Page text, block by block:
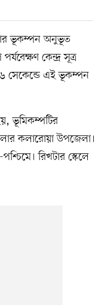
ভূকম্পন অনুভূত
কেন্দ্র সূত্র
সেকেন্ডে এই ভূকম্পন
ভূমিকম্পটির
কলারোয়া উপজেলা।
রিখটার স্কেলে